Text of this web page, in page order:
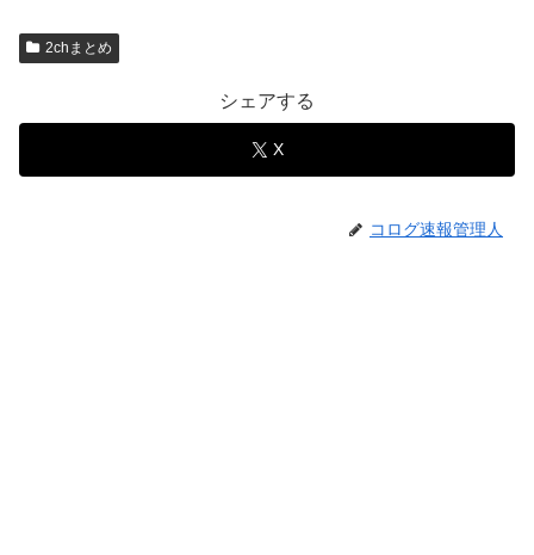
2chまとめ
シェアする
X
コログ速報管理人